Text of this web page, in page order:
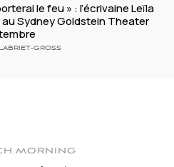
le feu » : l’écrivaine Leïla
au Sydney Goldstein Theater
GROSS